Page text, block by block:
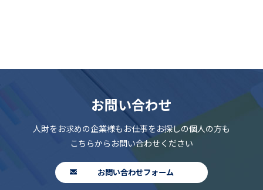
お問い合わせ
人財をお求めの企業様もお仕事をお探しの個人の方も
こちらからお問い合わせください
お問い合わせフォーム